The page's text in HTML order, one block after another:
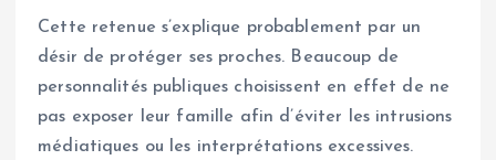
Cette retenue s’explique probablement par un
désir de protéger ses proches. Beaucoup de
personnalités publiques choisissent en effet de ne
pas exposer leur famille afin d’éviter les intrusions
médiatiques ou les interprétations excessives.